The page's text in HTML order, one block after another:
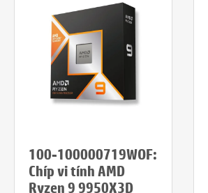
100-100000719WOF:
Chíp vi tính AMD
Ryzen 9 9950X3D